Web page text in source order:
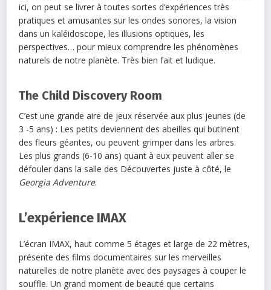
ici, on peut se livrer à toutes sortes d’expériences très
pratiques et amusantes sur les ondes sonores, la vision
dans un kaléidoscope, les illusions optiques, les
perspectives… pour mieux comprendre les phénomènes
naturels de notre planète. Très bien fait et ludique.
The Child Discovery Room
C’est une grande aire de jeux réservée aux plus jeunes (de
3 -5 ans) : Les petits deviennent des abeilles qui butinent
des fleurs géantes, ou peuvent grimper dans les arbres.
Les plus grands (6-10 ans) quant à eux peuvent aller se
défouler dans la salle des Découvertes juste à côté, le
Georgia Adventure.
L’expérience IMAX
L’écran IMAX, haut comme 5 étages et large de 22 mètres,
présente des films documentaires sur les merveilles
naturelles de notre planète avec des paysages à couper le
souffle. Un grand moment de beauté que certains